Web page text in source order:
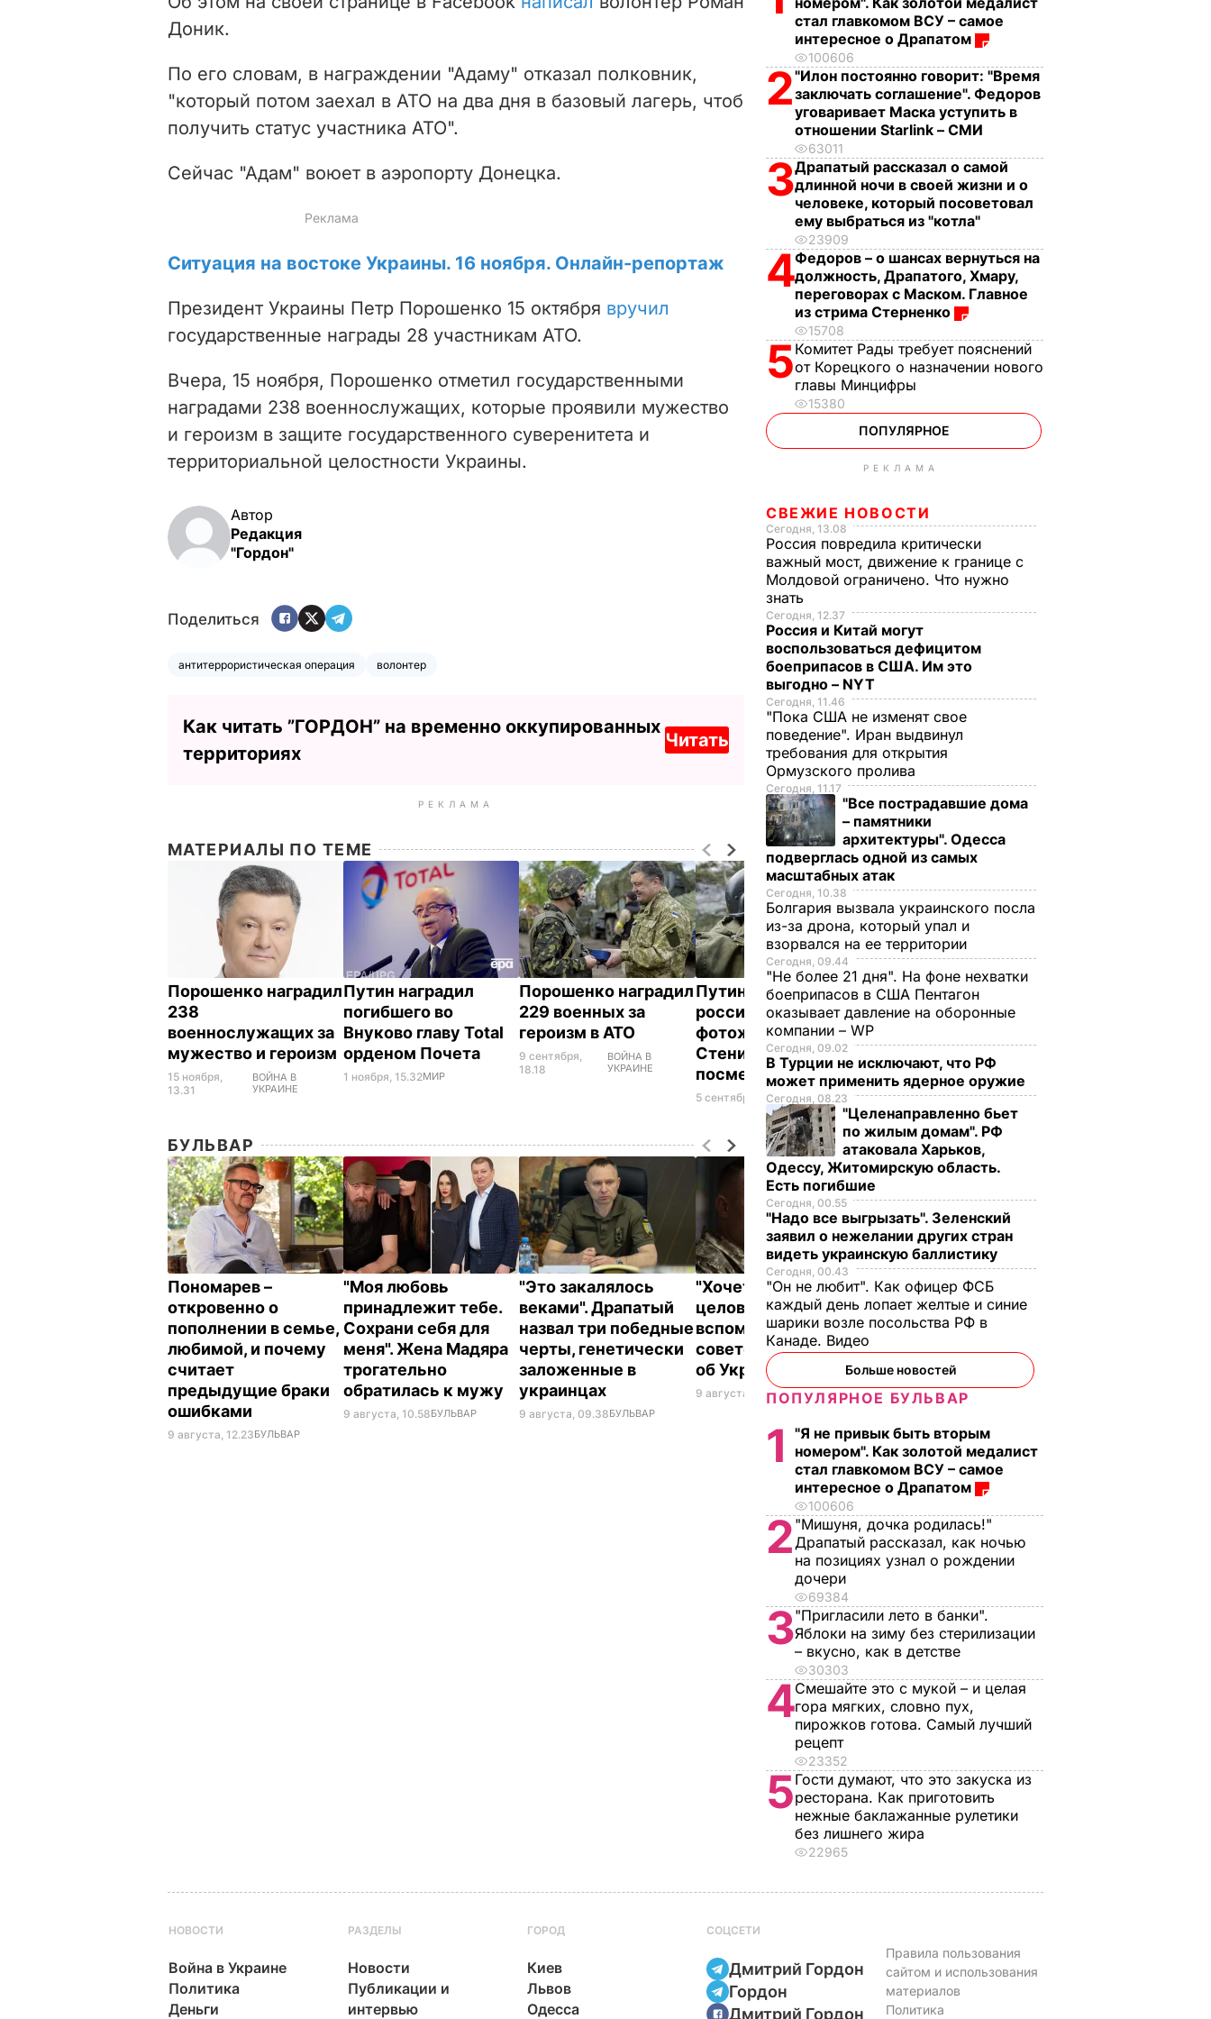
d
e
o
Доник.
По его словам, в награждении "Адаму" отказал полковник,
"который потом заехал в АТО на два дня в базовый лагерь, чтоб
получить статус участника АТО".
Сейчас "Адам" воюет в аэропорту Донецка.
Ситуация на востоке Украины. 16 ноября. Онлайн-репортаж
Президент Украины Петр Порошенко 15 октября вручил
государственные награды 28 участникам АТО.
Вчера, 15 ноября, Порошенко отметил государственными
наградами 238 военнослужащих, которые проявили мужество
и героизм в защите государственного суверенитета и
территориальной целостности Украины.
Автор
Редакция
"Гордон"
Поделиться
антитеррористическая операция волонтер
Как читать ”ГОРДОН” на временно оккупированных
территориях
Читать
РЕКЛАМА
МАТЕРИАЛЫ ПО ТЕМЕ
Порошенко наградил
238
военнослужащих за
мужество и героизм
15 ноября,
13.31
ВОЙНА В
УКРАИНЕ
Путин наградил
погибшего во
Внуково главу Total
орденом Почета
1 ноября, 15.32МИР
Порошенко наградил
229 военных за
героизм в АТО
9 сентября,
18.18
ВОЙНА В
УКРАИНЕ
Путин наградил
российского
фотожурналиста
Стенина орденом
посмертно
5 сентября, 11.53МИР
БУЛЬВАР
Пономарев –
откровенно о
пополнении в семье,
любимой, и почему
считает
предыдущие браки
ошибками
9 августа, 12.23БУЛЬВАР
"Моя любовь
принадлежит тебе.
Сохрани себя для
меня". Жена Мадяра
трогательно
обратилась к мужу
9 августа, 10.58БУЛЬВАР
"Это закалялось
веками". Драпатый
назвал три победные
черты, генетически
заложенные в
украинцах
9 августа, 09.38БУЛЬВАР
"Хочется там землю
целовать". Драпатый
вспомнил цитату из
советского фильма
об Украине
9 августа, 09.01БУЛЬВАР
Домашние вяленые
помидоры к пицце,
салатам и в подарок.
Закуска, которая в
разы дешевле
магазинной
стал главкомом ВСУ – самое
интересное о Драпатом
100606
2"Илон постоянно говорит: "Время
заключать соглашение". Федоров
уговаривает Маска уступить в
отношении Starlink – СМИ
63011
3Драпатый рассказал о самой
длинной ночи в своей жизни и о
человеке, который посоветовал
ему выбраться из "котла"
23909
4Федоров – о шансах вернуться на
должность, Драпатого, Хмару,
переговорах с Маском. Главное
из стрима Стерненко
15708
5Комитет Рады требует пояснений
от Корецкого о назначении нового
главы Минцифры
15380
ПОПУЛЯРНОЕ
РЕКЛАМА
СВЕЖИЕ НОВОСТИ
Сегодня, 13.08
Россия повредила критически
важный мост, движение к границе с
Молдовой ограничено. Что нужно
знать
Сегодня, 12.37
Россия и Китай могут
воспользоваться дефицитом
боеприпасов в США. Им это
выгодно – NYT
Сегодня, 11.46
"Пока США не изменят свое
поведение". Иран выдвинул
требования для открытия
Ормузского пролива
Сегодня, 11.17
"Все пострадавшие дома
– памятники
архитектуры". Одесса
подверглась одной из самых
масштабных атак
Сегодня, 10.38
Болгария вызвала украинского посла
из-за дрона, который упал и
взорвался на ее территории
Сегодня, 09.44
"Не более 21 дня". На фоне нехватки
боеприпасов в США Пентагон
оказывает давление на оборонные
компании – WP
Сегодня, 09.02
В Турции не исключают, что РФ
может применить ядерное оружие
Сегодня, 08.23
"Целенаправленно бьет
по жилым домам". РФ
атаковала Харьков,
Одессу, Житомирскую область.
Есть погибшие
Сегодня, 00.55
"Надо все выгрызать". Зеленский
заявил о нежелании других стран
видеть украинскую баллистику
Сегодня, 00.43
"Он не любит". Как офицер ФСБ
каждый день лопает желтые и синие
шарики возле посольства РФ в
Канаде. Видео
Больше новостей
ПОПУЛЯРНОЕ БУЛЬВАР
1
"Я не привык быть вторым
номером". Как золотой медалист
стал главкомом ВСУ – самое
интересное о Драпатом
100606
2 "Мишуня, дочка родилась!"
Драпатый рассказал, как ночью
на позициях узнал о рождении
дочери
69384
3"Пригласили лето в банки".
Яблоки на зиму без стерилизации
– вкусно, как в детстве
30303
4Смешайте это с мукой – и целая
гора мягких, словно пух,
пирожков готова. Самый лучший
рецепт
23352
5Гости думают, что это закуска из
ресторана. Как приготовить
нежные баклажанные рулетики
без лишнего жира
22965
НОВОСТИ
Война в Украине
Политика
Деньги
РАЗДЕЛЫ
Новости
Публикации и
интервью
ГОРОД
Киев
Львов
Одесса
СОЦСЕТИ
Дмитрий Гордон
Гордон
Дмитрий Гордон
Правила пользования
сайтом и использования
материалов
Политика